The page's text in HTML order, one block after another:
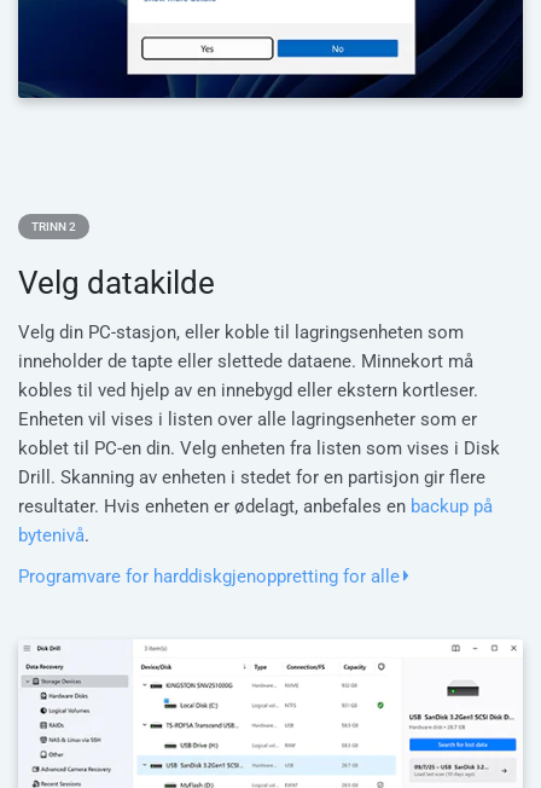
TRINN 2
Velg datakilde
Velg din PC-stasjon, eller koble til lagringsenheten som
inneholder de tapte eller slettede dataene. Minnekort må
kobles til ved hjelp av en innebygd eller ekstern kortleser.
Enheten vil vises i listen over alle lagringsenheter som er
koblet til PC-en din. Velg enheten fra listen som vises i Disk
Drill. Skanning av enheten i stedet for en partisjon gir flere
resultater. Hvis enheten er ødelagt, anbefales en backup på
bytenivå.
Programvare for harddiskgjenoppretting for alle